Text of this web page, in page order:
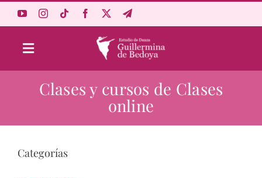
Toggle
Navigation
Aprende Online
Estudio
Clases y cursos de Clases
online
Categorías